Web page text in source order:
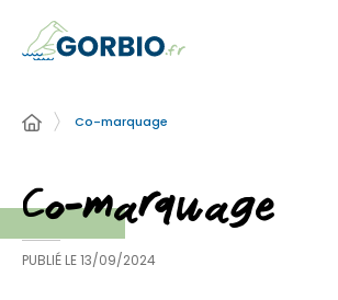
Co-marquage
Co-marquage
PUBLIÉ LE13/09/2024